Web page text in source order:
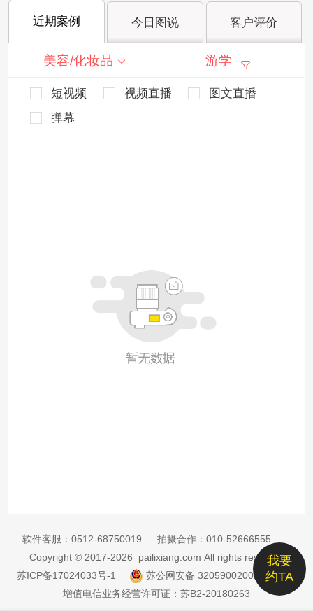
近期案例 今日图说 客户评价
美容/化妆品 游学
短视频 视频直播
图文直播
弹幕
我要
约TA
软件客服： 0512-68750019 拍摄合作： 010-52666555
Copyright © 2017-2026 pailixiang.com All rights reserved
苏ICP备17024033号-1
苏公网安备 32059002002885号
增值电信业务经营许可证：苏B2-20180263